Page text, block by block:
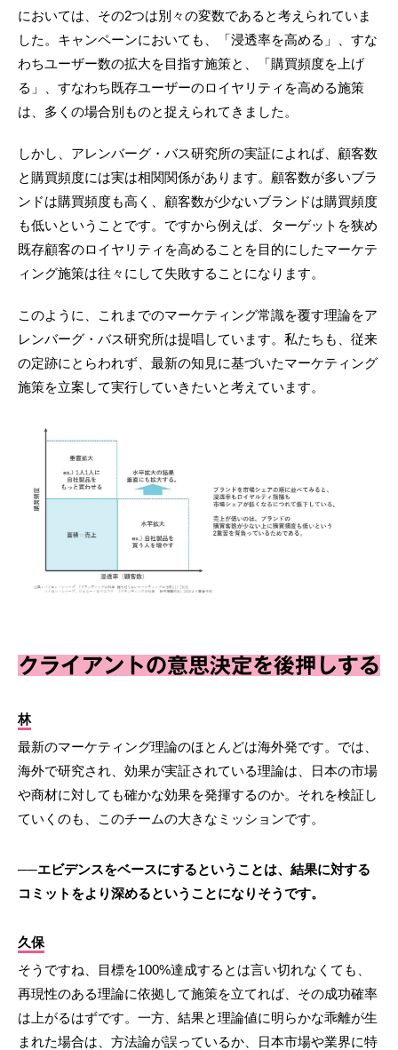
においては、その2つは別々の変数であると考えられていま
した。キャンペーンにおいても、「浸透率を高める」、すな
わちユーザー数の拡大を目指す施策と、「購買頻度を上げ
る」、すなわち既存ユーザーのロイヤリティを高める施策
は、多くの場合別ものと捉えられてきました。
しかし、アレンバーグ・バス研究所の実証によれば、顧客数
と購買頻度には実は相関関係があります。顧客数が多いブラ
ンドは購買頻度も高く、顧客数が少ないブランドは購買頻度
も低いということです。ですから例えば、ターゲットを狭め
既存顧客のロイヤリティを高めることを目的にしたマーケテ
ィング施策は往々にして失敗することになります。
このように、これまでのマーケティング常識を覆す理論をア
レンバーグ・バス研究所は提唱しています。私たちも、従来
の定跡にとらわれず、最新の知見に基づいたマーケティング
施策を立案して実行していきたいと考えています。
クライアントの意思決定を後押しする
林
最新のマーケティング理論のほとんどは海外発です。では、
海外で研究され、効果が実証されている理論は、日本の市場
や商材に対しても確かな効果を発揮するのか。それを検証し
ていくのも、このチームの大きなミッションです。
──エビデンスをベースにするということは、結果に対する
コミットをより深めるということになりそうです。
久保
そうですね、目標を100%達成するとは言い切れなくても、
再現性のある理論に依拠して施策を立てれば、その成功確率
は上がるはずです。一方、結果と理論値に明らかな乖離が生
まれた場合は、方法論が誤っているか、日本市場や業界に特